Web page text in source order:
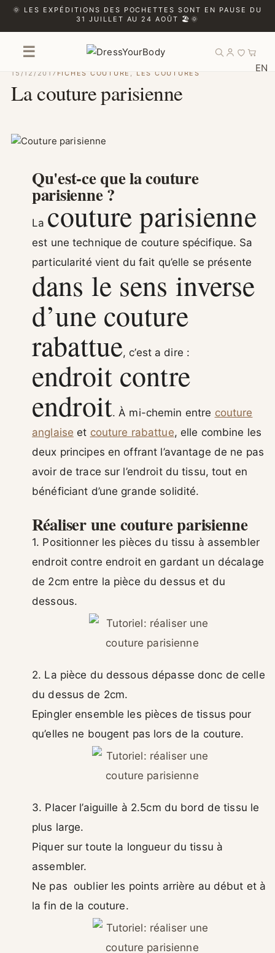
🌞 LES EXPÉDITIONS DES POCHETTES SONT EN PAUSE DU
31 JUILLET AU 24 AOÛT 🏖️🌞
☰
15/12/2017 FICHES COUTURE , LES COUTURES
La couture parisienne
Qu'est-ce que la couture
parisienne ?
La couture parisienne
est une technique de couture spécifique. Sa
particularité vient du fait qu’elle se présente
dans le sens inverse
d’une couture
rabattue, c’est a dire :
endroit contre
endroit. À mi-chemin entre couture
anglaise et couture rabattue, elle combine les
deux principes en offrant l’avantage de ne pas
avoir de trace sur l’endroit du tissu, tout en
bénéficiant d’une grande solidité.
Réaliser une couture parisienne
1. Positionner les pièces du tissu à assembler
endroit contre endroit en gardant un décalage
de 2cm entre la pièce du dessus et du
dessous.
2. La pièce du dessous dépasse donc de celle
du dessus de 2cm.
Epingler ensemble les pièces de tissus pour
qu’elles ne bougent pas lors de la couture.
3. Placer l’aiguille à 2.5cm du bord de tissu le
plus large.
Piquer sur toute la longueur du tissu à
assembler.
Ne pas oublier les points arrière au début et à
la fin de la couture.
EN